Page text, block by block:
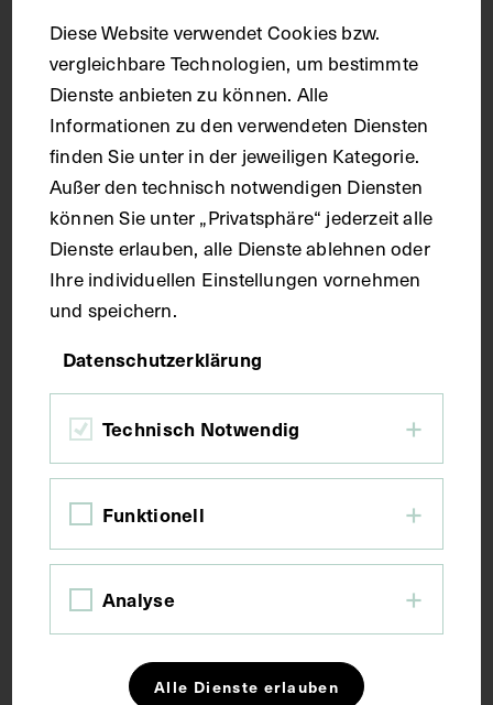
Der Ursprung des birnförmigen
Muskels am Kreuzbein, von vorne
1781 - 1786
Diese Website verwendet Cookies bzw.
vergleichbare Technologien, um bestimmte
Dienste anbieten zu können. Alle
Informationen zu den verwendeten Diensten
finden Sie unter in der jeweiligen Kategorie.
Außer den technisch notwendigen Diensten
können Sie unter „Privatsphäre“ jederzeit alle
Dienste erlauben, alle Dienste ablehnen oder
Ihre individuellen Einstellungen vornehmen
und speichern.
Datenschutzerklärung
Technisch Notwendig
Funktionell
Analyse
Alle Dienste erlauben